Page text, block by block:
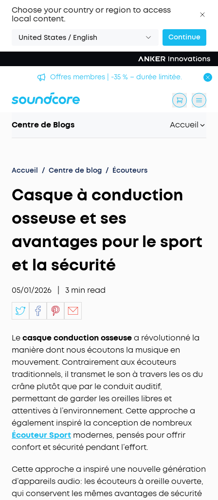
Choose your country or region to access
local content.
United States / English Continue
Offres membres | -35 % – durée limitée.
Centre de Blogs Accueil
Accueil / Centre de blog / Écouteurs
Casque à conduction
osseuse et ses
avantages pour le sport
et la sécurité
05/01/2026 3 min read
Lecasque conduction osseusea révolutionné la
manière dont nous écoutons la musique en
mouvement. Contrairement aux écouteurs
traditionnels, il transmet le son à travers les os du
crâne plutôt que par le conduit auditif,
permettant de garder les oreilles libres et
attentives à l’environnement. Cette approche a
également inspiré la conception de nombreux
Écouteur Sport modernes, pensés pour offrir
confort et sécurité pendant l’effort.
Cette approche a inspiré une nouvelle génération
d’appareils audio: les écouteurs à oreille ouverte,
qui conservent les mêmes avantages de sécurité